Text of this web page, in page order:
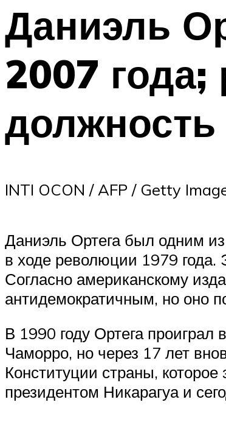
Даниэль
2007 года;
должность
INTI OCON / AFP / Getty
Даниэль Ортега был одним
в ходе революции 1979 года.
Согласно американскому
антидемократичным, но оно
В 1990 году Ортега
Чаморро, но через 17 лет
Конституции страны,
президентом Никарагуа и